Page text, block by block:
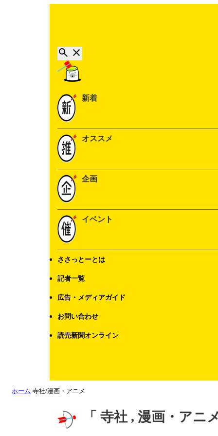
新着
オススメ
企画
イベント
ささっとーとは
記者一覧
広告・メディアガイド
お問い合わせ
読売新聞オンライン
ホーム 寺社/漫画・アニメ
「 寺社 , 漫画・アニ